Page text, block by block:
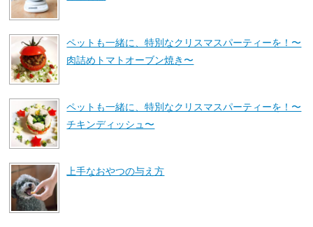
ペットも一緒に、特別なクリスマスパーティーを！〜
肉詰めトマトオーブン焼き〜
ペットも一緒に、特別なクリスマスパーティーを！〜
チキンディッシュ〜
上手なおやつの与え方